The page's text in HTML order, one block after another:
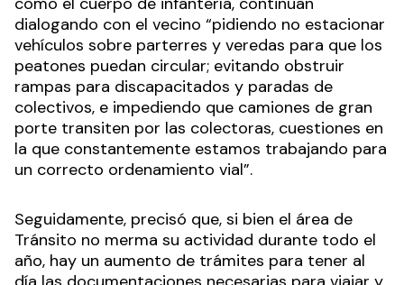
dialogando con el vecino “pidiendo no estacionar
vehículos sobre parterres y veredas para que los
peatones puedan circular; evitando obstruir
rampas para discapacitados y paradas de
colectivos, e impediendo que camiones de gran
porte transiten por las colectoras, cuestiones en
la que constantemente estamos trabajando para
un correcto ordenamiento vial”.
Seguidamente, precisó que, si bien el área de
Tránsito no merma su actividad durante todo el
año, hay un aumento de trámites para tener al